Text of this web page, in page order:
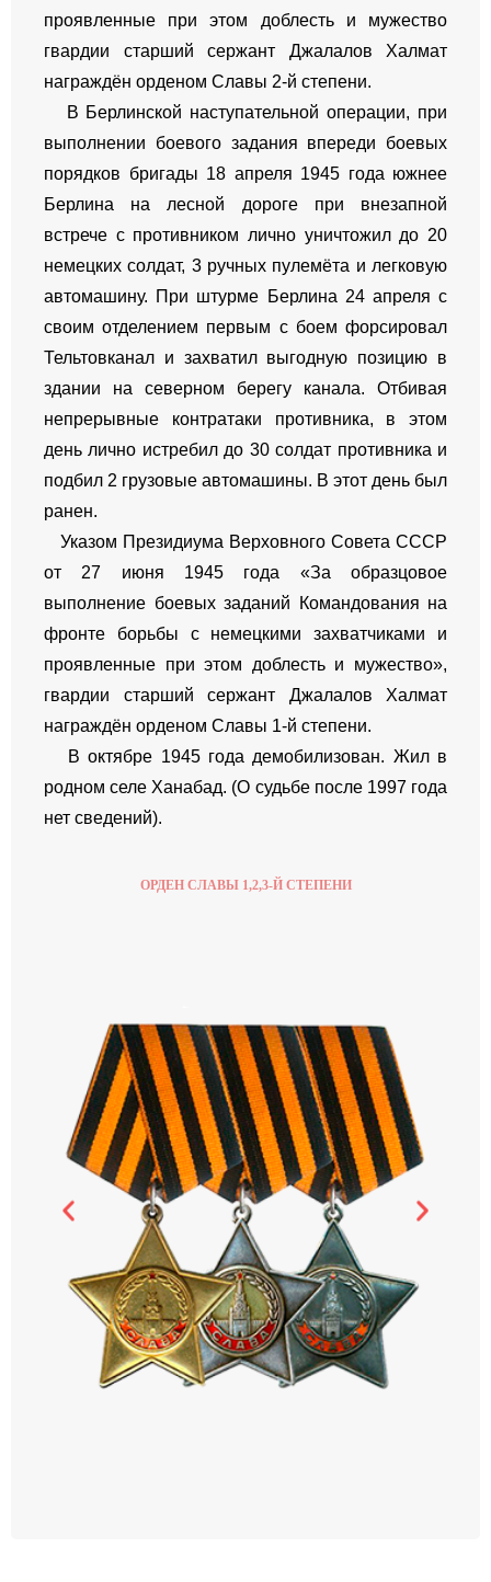
проявленные при этом доблесть и мужество
гвардии старший сержант Джалалов Халмат
награждён орденом Славы 2-й степени.
В Берлинской наступательной операции, при
выполнении боевого задания впереди боевых
порядков бригады 18 апреля 1945 года южнее
Берлина на лесной дороге при внезапной
встрече с противником лично уничтожил до 20
немецких солдат, 3 ручных пулемёта и легковую
автомашину. При штурме Берлина 24 апреля с
своим отделением первым с боем форсировал
Тельтовканал и захватил выгодную позицию в
здании на северном берегу канала. Отбивая
непрерывные контратаки противника, в этом
день лично истребил до 30 солдат противника и
подбил 2 грузовые автомашины. В этот день был
ранен.
Указом Президиума Верховного Совета СССР
от 27 июня 1945 года «За образцовое
выполнение боевых заданий Командования на
фронте борьбы с немецкими захватчиками и
проявленные при этом доблесть и мужество»,
гвардии старший сержант Джалалов Халмат
награждён орденом Славы 1-й степени.
В октябре 1945 года демобилизован. Жил в
родном селе Ханабад. (О судьбе после 1997 года
нет сведений).
ОРДЕН СЛАВЫ 1,2,3-Й СТЕПЕНИ